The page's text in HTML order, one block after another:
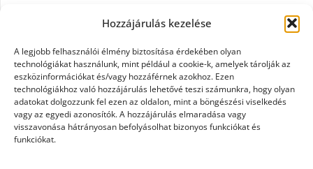
Hozzájárulás kezelése
A legjobb felhasználói élmény biztosítása érdekében olyan
technológiákat használunk, mint például a cookie-k, amelyek tárolják az
eszközinformációkat és/vagy hozzáférnek azokhoz. Ezen
technológiákhoz való hozzájárulás lehetővé teszi számunkra, hogy olyan
adatokat dolgozzunk fel ezen az oldalon, mint a böngészési viselkedés
vagy az egyedi azonosítók. A hozzájárulás elmaradása vagy
visszavonása hátrányosan befolyásolhat bizonyos funkciókat és
funkciókat.
Szellőztető
Szolgáltatás
Táskák
Utazás